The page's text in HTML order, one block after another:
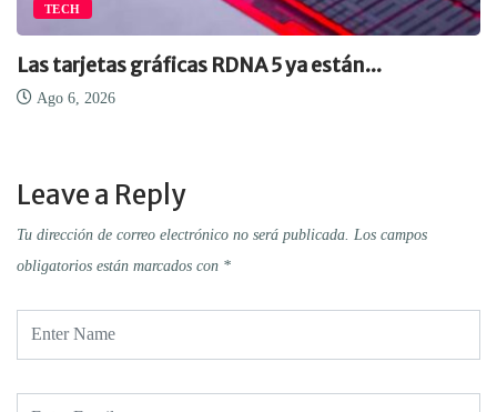
TECH
Las tarjetas gráficas RDNA 5 ya están...
Ago 6, 2026
Leave a Reply
Tu dirección de correo electrónico no será publicada. Los campos
obligatorios están marcados con *